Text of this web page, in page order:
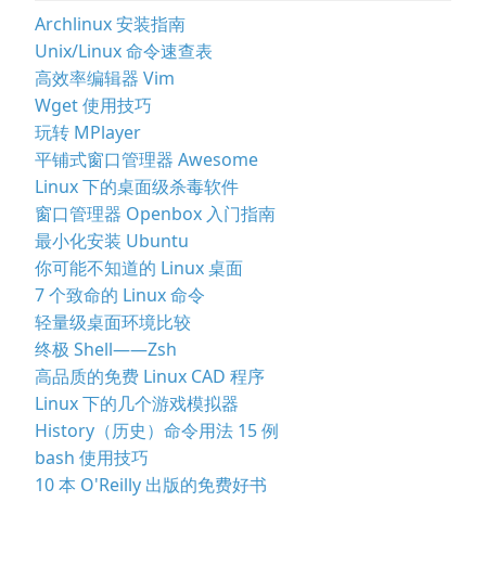
Archlinux 安装指南
Unix/Linux 命令速查表
高效率编辑器 Vim
Wget 使用技巧
玩转 MPlayer
平铺式窗口管理器 Awesome
Linux 下的桌面级杀毒软件
窗口管理器 Openbox 入门指南
最小化安装 Ubuntu
你可能不知道的 Linux 桌面
7 个致命的 Linux 命令
轻量级桌面环境比较
终极 Shell——Zsh
高品质的免费 Linux CAD 程序
Linux 下的几个游戏模拟器
History（历史）命令用法 15 例
bash 使用技巧
10 本 O'Reilly 出版的免费好书